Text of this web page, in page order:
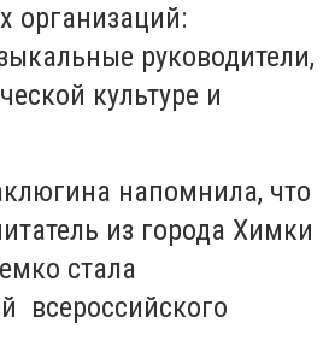
организаций:
руководители,
культуре и
напомнила, что
из города Химки
стала
всероссийского